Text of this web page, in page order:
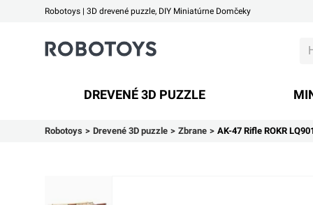
Robotoys | 3D drevené puzzle, DIY Miniatúrne Domčeky
Robotoys
Robotoys Drevené 3D puzzle Zbrane AK-47 Rifle ROKR LQ901
DREVENÉ 3D PUZZLE